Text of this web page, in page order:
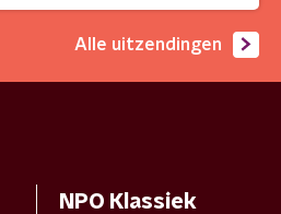
Alle uitzendingen
NPO Klassiek